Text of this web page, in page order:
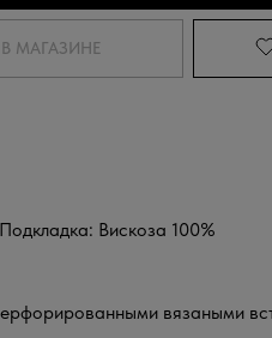
МАГАЗИНЕ
Вискоза 100%
вязаными